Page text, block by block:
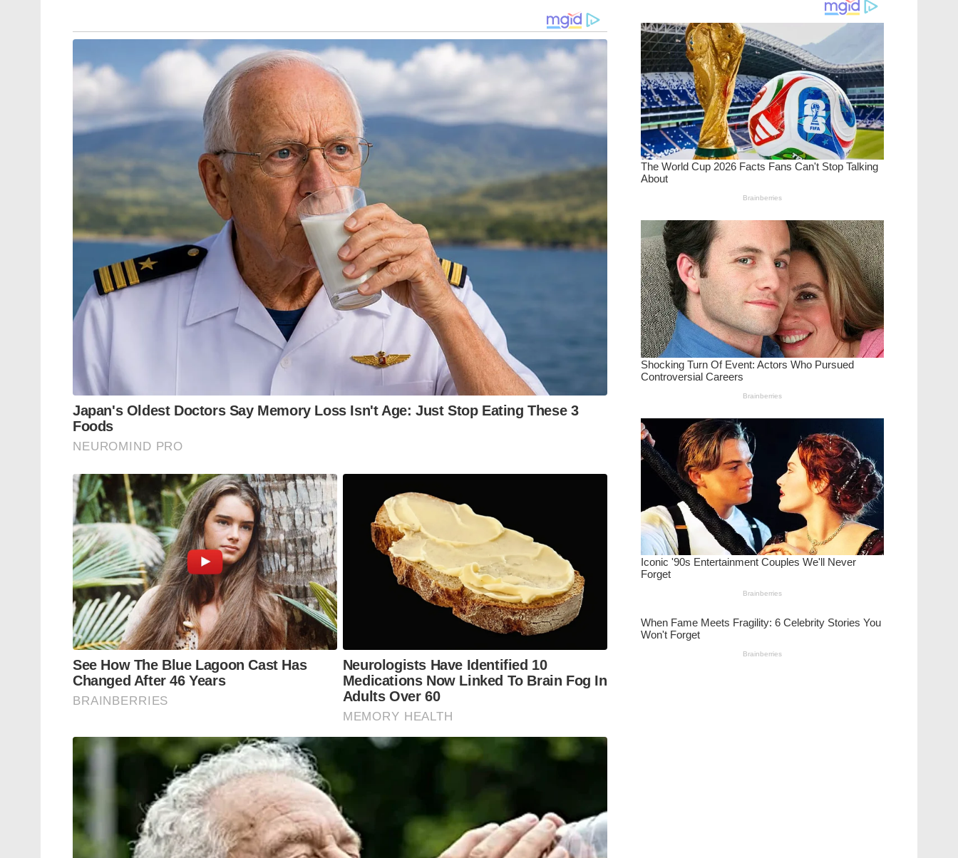
വൈഭവിനെ ഒരു ഓപ്പണറായി പരീക്ഷിക്കുന്നതിനോട് ബറൂച്ചയ്ക്ക് താല്പര്യമില്ല. വൈഭവിന് ഒരു
ഓപ്പണർ എന്നതിലുപരി ടീമിന് നൽകാൻ ഒരുപാട് കാര്യങ്ങളുണ്ട്. അതിനാൽ പെട്ടെന്ന് തന്നെ
ഓപ്പണിംഗ് സ്ഥാനത്തേക്ക് അവനെ തള്ളിവിടുന്നത് ശരിയല്ലെന്ന് അദ്ദേഹം അഭിപ്രായപ്പെട്ടു.
വൈഭവിനെ വേഗത്തിൽ ദേശീയ ടീമിലെത്തിക്കണമെന്ന് ഒരു വിഭാഗം വാദിക്കുമ്പോൾ, താരം
കുറച്ചുകൂടി കാത്തിരിക്കണമെന്നും സ്വാഭാവികമായ വളർച്ചയാണ് നല്ലതെന്നും മുൻ താരങ്ങളിൽ
ചിലർ അഭിപ്രായപ്പെടുന്നുണ്ട്. സമ്മർദ്ദമില്ലാതെ താരത്തെ ഉന്നത തലത്തിലേക്ക്
എത്തിക്കണമെന്നാണ് ഇവരുടെ പക്ഷം.
16-ാം വയസ്സിൽ അരങ്ങേറി 24 വർഷത്തോളം ഇന്ത്യൻ ക്രിക്കറ്റിനെ നയിച്ച സച്ചിൻ
ടെണ്ടുൽക്കറുടെ പാത പിന്തുടരാൻ വൈഭവിന് സാധിക്കുമോ എന്നാണ് ഇപ്പോൾ ക്രിക്കറ്റ് ലോകം
ഉറ്റുനോക്കുന്നത്.